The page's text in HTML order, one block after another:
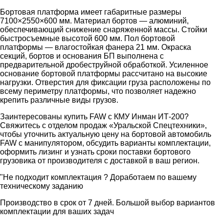
Бортовая платформа имеет габаритные размеры
7100×2550×600 мм. Материал бортов — алюминий,
обеспечивающий снижение снаряженной массы. Стойки
быстросъемные высотой 600 мм. Пол бортовой
платформы — влагостойкая фанера 21 мм. Окраска
секций, бортов и основания БП выполнена с
предварительной дробеструйной обработкой. Усиленное
основание бортовой платформы рассчитано на высокие
нагрузки. Отверстия для фиксации груза расположены по
всему периметру платформы, что позволяет надежно
крепить различные виды грузов.
Заинтересованы купить FAW с КМУ Инман ИТ-200?
Свяжитесь с отделом продаж «Уральской Спецтехники»,
чтобы уточнить актуальную цену на бортовой автомобиль
FAW с манипулятором, обсудить варианты комплектации,
оформить лизинг и узнать сроки поставки бортового
грузовика от производителя с доставкой в ваш регион.​
"Не подходит комплектация ? Доработаем по вашему
техническому заданию
Производство в срок от 7 дней. Большой выбор вариантов
комплектации для ваших задач